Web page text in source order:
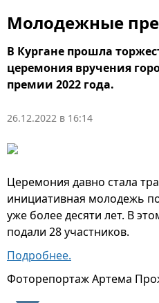
Молодежные
В Кургане прошла
церемония вручения
премии 2022 года.
26.12.2022 в 16:14
Церемония давно стала
инициативная молодежь
уже более десяти лет. В
подали 28 участников.
Подробнее.
Фоторепортаж Артема